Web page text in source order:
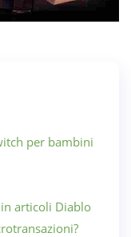
per bambini
articoli Diablo